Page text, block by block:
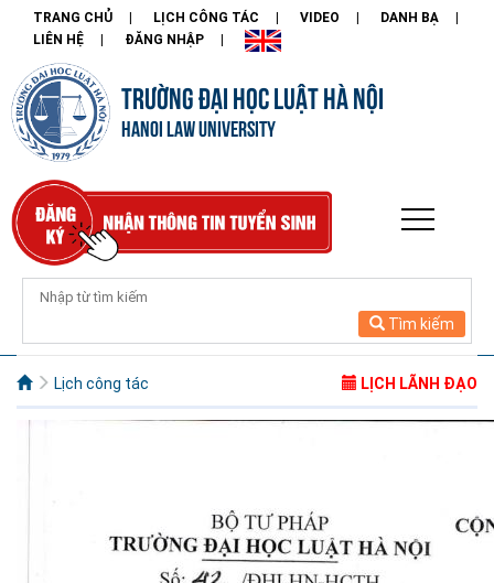
TRANG CHỦ LỊCH CÔNG TÁC VIDEO
DANH BẠ
LIÊN HỆ
ĐĂNG NHẬP
TRƯỜNG ĐẠI HỌC LUẬT HÀ NỘI
HANOI LAW UNIVERSITY
Tìm kiếm
Lịch công tác LỊCH LÃNH ĐẠO